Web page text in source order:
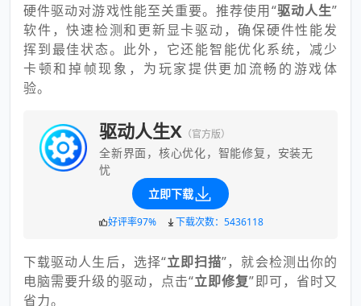
硬件驱动对游戏性能至关重要。推荐使用“驱动人生”
软件，快速检测和更新显卡驱动，确保硬件性能发
挥到最佳状态。 此外，它还能智能优化系统，减少
卡顿和掉帧现象，为玩家提供更加流畅的游戏体
验。
驱动人生X （官方版）
全新界面，核心优化，智能修复，安装无
忧
立即下载
好评率97% 下载次数：5436118
下载驱动人生后，选择“立即扫描”，就会检测出你的
电脑需要升级的驱动，点击“立即修复”即可，省时又
省力。